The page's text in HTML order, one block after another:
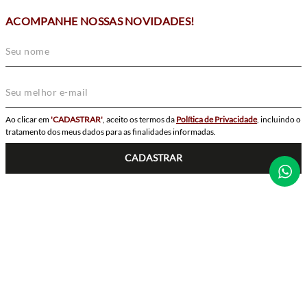
ACOMPANHE NOSSAS NOVIDADES!
Ao clicar em'CADASTRAR' , aceito os termos da Política de Privacidade, incluindo o
tratamento dos meus dados para as finalidades informadas.
CADASTRAR